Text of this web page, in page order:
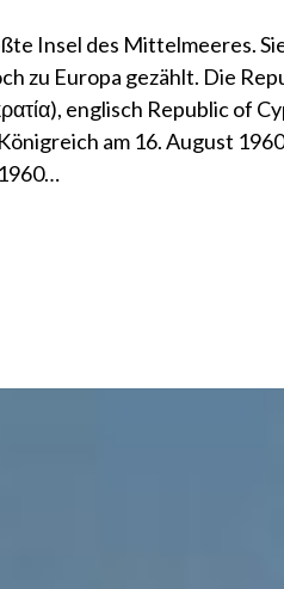
Insel des Mittelmeeres.
zu Europa gezählt. Die
englisch Republic of
am 16. August